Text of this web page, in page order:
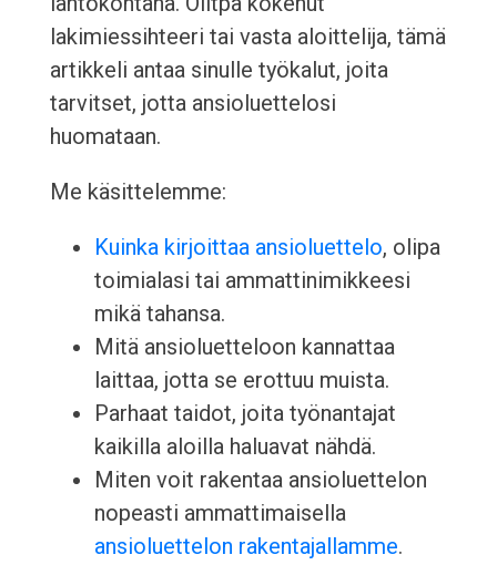
lakimiessihteeri tai vasta aloittelija, tämä
artikkeli antaa sinulle työkalut, joita
tarvitset, jotta ansioluettelosi
huomataan.
Me käsittelemme:
Kuinka kirjoittaa ansioluettelo, olipa
toimialasi tai ammattinimikkeesi
mikä tahansa.
Mitä ansioluetteloon kannattaa
laittaa, jotta se erottuu muista.
Parhaat taidot, joita työnantajat
kaikilla aloilla haluavat nähdä.
Miten voit rakentaa ansioluettelon
nopeasti ammattimaisella
ansioluettelon rakentajallamme.